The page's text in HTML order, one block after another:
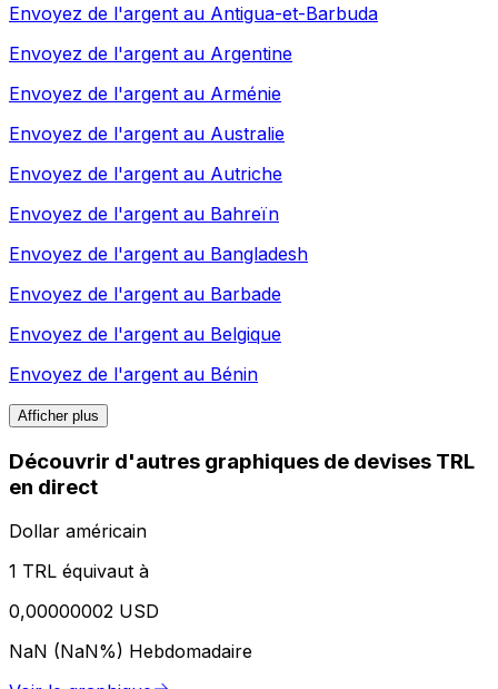
Envoyez de l'argent au Antigua-et-Barbuda
Envoyez de l'argent au Argentine
Envoyez de l'argent au Arménie
Envoyez de l'argent au Australie
Envoyez de l'argent au Autriche
Envoyez de l'argent au Bahreïn
Envoyez de l'argent au Bangladesh
Envoyez de l'argent au Barbade
Envoyez de l'argent au Belgique
Envoyez de l'argent au Bénin
Afficher plus
Découvrir d'autres graphiques de devises TRL
en direct
Dollar américain
1 TRL équivaut à
0,00000002 USD
NaN (NaN%) Hebdomadaire